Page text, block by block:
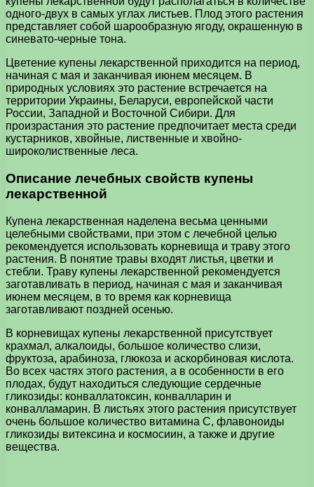
одного-двух в самых углах листьев. Плод этого растения
представляет собой шарообразную ягоду, окрашенную в
синевато-черные тона.
Цветение купены лекарственной приходится на период,
начиная с мая и заканчивая июнем месяцем. В
природных условиях это растение встречается на
территории Украины, Беларуси, европейской части
России, Западной и Восточной Сибири. Для
произрастания это растение предпочитает места среди
кустарников, хвойные, лиственные и хвойно-
широколиственные леса.
Описание лечебных свойств купены
лекарственной
Купена лекарственная наделена весьма ценными
целебными свойствами, при этом с лечебной целью
рекомендуется использовать корневища и траву этого
растения. В понятие травы входят листья, цветки и
стебли. Траву купены лекарственной рекомендуется
заготавливать в период, начиная с мая и заканчивая
июнем месяцем, в то время как корневища
заготавливают поздней осенью.
В корневищах купены лекарственной присутствует
крахмал, алкалоиды, большое количество слизи,
фруктоза, арабиноза, глюкоза и аскорбиновая кислота.
Во всех частях этого растения, а в особенности в его
плодах, будут находиться следующие сердечные
гликозиды: конваллатоксин, конвалларин и
конвалламарин. В листьях этого растения присутствует
очень большое количество витамина С, флавоноиды
гликозиды витексина и космосиин, а также и другие
вещества.